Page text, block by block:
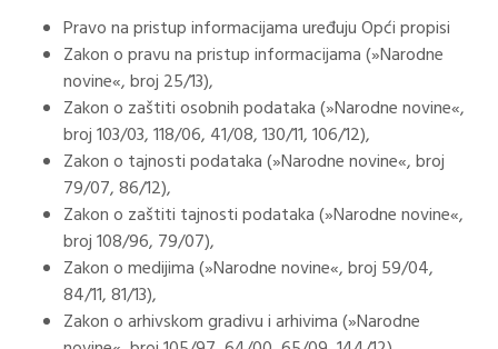
Pravo na pristup informacijama uređuju Opći propisi
Zakon o pravu na pristup informacijama (»Narodne
novine«, broj 25/13),
Zakon o zaštiti osobnih podataka (»Narodne novine«,
broj 103/03, 118/06, 41/08, 130/11, 106/12),
Zakon o tajnosti podataka (»Narodne novine«, broj
79/07, 86/12),
Zakon o zaštiti tajnosti podataka (»Narodne novine«,
broj 108/96, 79/07),
Zakon o medijima (»Narodne novine«, broj 59/04,
84/11, 81/13),
Zakon o arhivskom gradivu i arhivima (»Narodne